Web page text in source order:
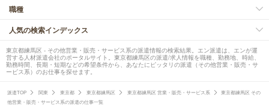
職種
人気の検索インデックス
東京都練馬区 - その他営業・販売・サービス系の派遣情報の検索結果。エン派遣は、エンが運
営する人材派遣会社のポータルサイト。東京都練馬区の派遣/求人情報を職種、勤務地、時給、
勤務時間、長期・短期などの希望条件から、あなたにピッタリの派遣（その他営業・販売・サ
ービス系）のお仕事を探せます。
派遣TOP 関東 東京都 東京都練馬区 東京都練馬区 営業・販売・サービス系
東京都練馬区 その
他営業・販売・サービス系の派遣の仕事一覧